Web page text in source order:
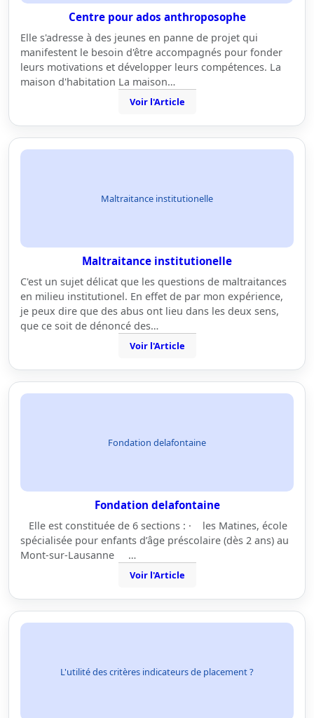
Centre pour ados anthroposophe
Elle s'adresse à des jeunes en panne de projet qui
manifestent le besoin d'être accompagnés pour fonder
leurs motivations et développer leurs compétences. La
maison d'habitation La maison…
Voir l'Article
Maltraitance institutionelle
Maltraitance institutionelle
C'est un sujet délicat que les questions de maltraitances
en milieu institutionel. En effet de par mon expérience,
je peux dire que des abus ont lieu dans les deux sens,
que ce soit de dénoncé des…
Voir l'Article
Fondation delafontaine
Fondation delafontaine
Elle est constituée de 6 sections : · les Matines, école
spécialisée pour enfants d’âge préscolaire (dès 2 ans) au
Mont-sur-Lausanne …
Voir l'Article
L'utilité des critères indicateurs de placement ?